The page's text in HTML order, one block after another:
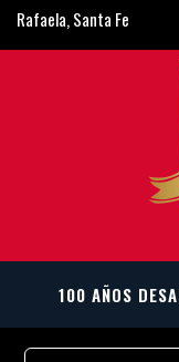
Rafaela, Santa Fe
ligarafaelina@gmail.com